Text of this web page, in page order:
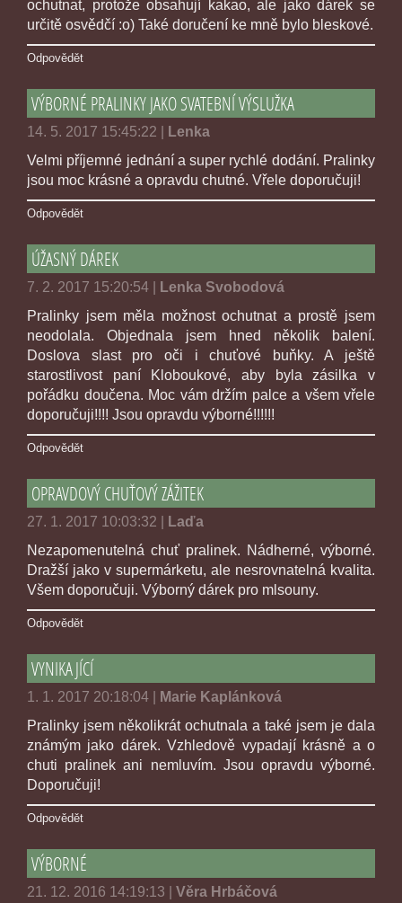
ochutnat, protože obsahují kakao, ale jako dárek se
určitě osvědčí :o) Také doručení ke mně bylo bleskové.
Odpovědět
VÝBORNÉ PRALINKY JAKO SVATEBNÍ VÝSLUŽKA
14. 5. 2017 15:45:22
Lenka
Velmi příjemné jednání a super rychlé dodání. Pralinky
jsou moc krásné a opravdu chutné. Vřele doporučuji!
Odpovědět
ÚŽASNÝ DÁREK
7. 2. 2017 15:20:54
Lenka Svobodová
Pralinky jsem měla možnost ochutnat a prostě jsem
neodolala. Objednala jsem hned několik balení.
Doslova slast pro oči i chuťové buňky. A ještě
starostlivost paní Kloboukové, aby byla zásilka v
pořádku doučena. Moc vám držím palce a všem vřele
doporučuji!!!! Jsou opravdu výborné!!!!!!
Odpovědět
OPRAVDOVÝ CHUŤOVÝ ZÁŽITEK
27. 1. 2017 10:03:32
Laďa
Nezapomenutelná chuť pralinek. Nádherné, výborné.
Dražší jako v supermárketu, ale nesrovnatelná kvalita.
Všem doporučuji. Výborný dárek pro mlsouny.
Odpovědět
VYNIKAJÍCÍ
1. 1. 2017 20:18:04
Marie Kaplánková
Pralinky jsem několikrát ochutnala a také jsem je dala
známým jako dárek. Vzhledově vypadají krásně a o
chuti pralinek ani nemluvím. Jsou opravdu výborné.
Doporučuji!
Odpovědět
VÝBORNÉ
21. 12. 2016 14:19:13
Věra Hrbáčová